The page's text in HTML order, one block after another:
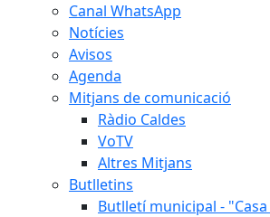
Canal WhatsApp
Notícies
Avisos
Agenda
Mitjans de comunicació
Ràdio Caldes
VoTV
Altres Mitjans
Butlletins
Butlletí municipal -